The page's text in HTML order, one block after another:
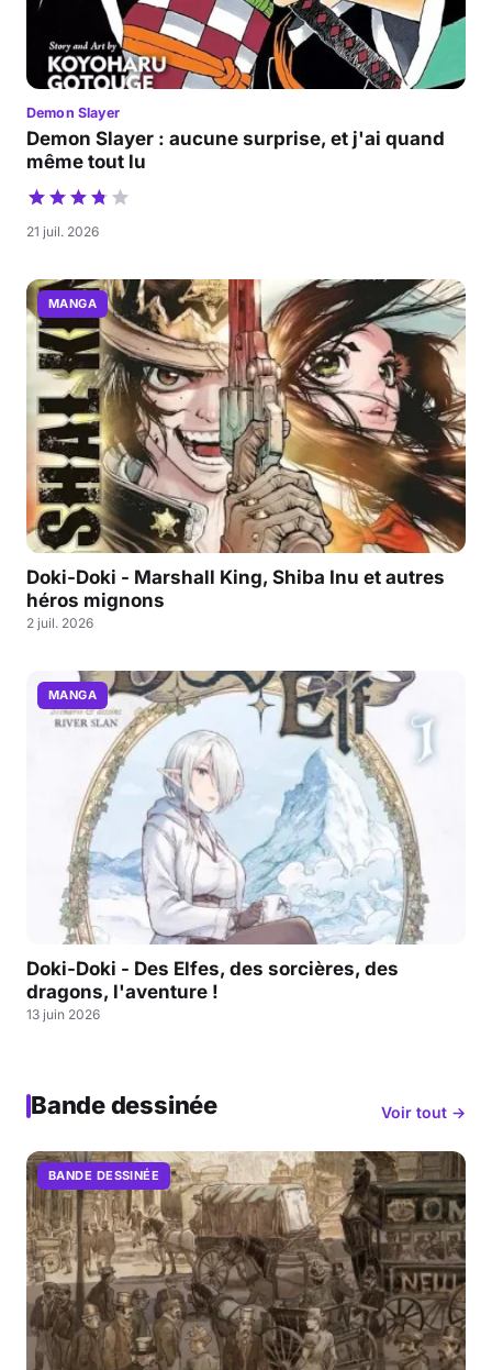
Demon Slayer
Demon Slayer : aucune surprise, et j'ai quand
même tout lu
21 juil. 2026
MANGA
Doki-Doki - Marshall King, Shiba Inu et autres
héros mignons
2 juil. 2026
MANGA
Doki-Doki - Des Elfes, des sorcières, des
dragons, l'aventure !
13 juin 2026
Bande dessinée Voir tout →
BANDE DESSINÉE